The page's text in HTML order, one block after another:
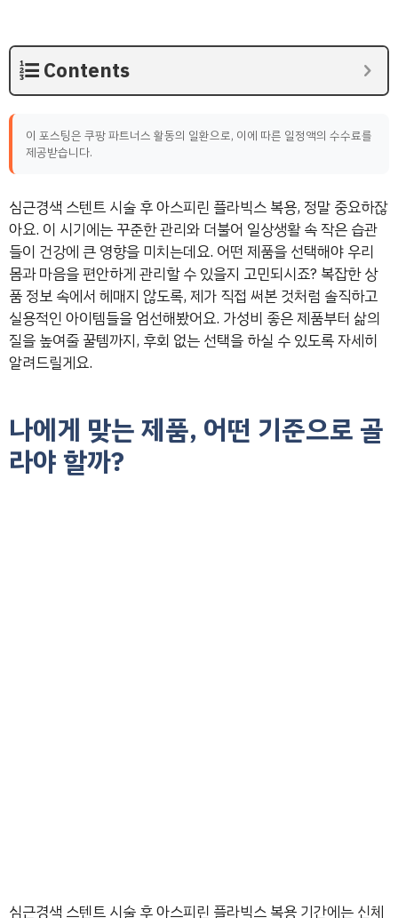
Contents
이 포스팅은 쿠팡 파트너스 활동의 일환으로, 이에 따른 일정액의 수수료를
제공받습니다.
심근경색 스텐트 시술 후 아스피린 플라빅스 복용, 정말 중요하잖
아요. 이 시기에는 꾸준한 관리와 더불어 일상생활 속 작은 습관
들이 건강에 큰 영향을 미치는데요. 어떤 제품을 선택해야 우리
몸과 마음을 편안하게 관리할 수 있을지 고민되시죠? 복잡한 상
품 정보 속에서 헤매지 않도록, 제가 직접 써본 것처럼 솔직하고
실용적인 아이템들을 엄선해봤어요. 가성비 좋은 제품부터 삶의
질을 높여줄 꿀템까지, 후회 없는 선택을 하실 수 있도록 자세히
알려드릴게요.
나에게 맞는 제품, 어떤 기준으로 골
라야 할까?
심근경색 스텐트 시술 후 아스피린 플라빅스 복용 기간에는 신체